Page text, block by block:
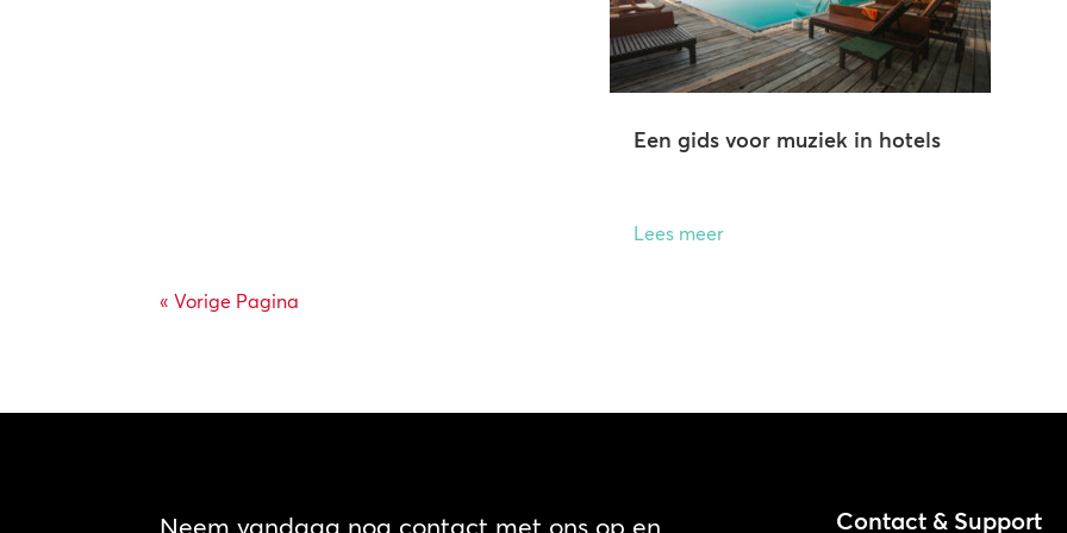
Een gids voor muziek in hotels
Lees meer
« Vorige Pagina
Neem vandaag nog contact met ons op en Contact & Support